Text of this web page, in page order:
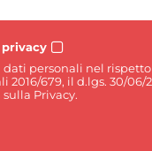
personali nel
679, il d.lgs. 30/06/
Privacy.